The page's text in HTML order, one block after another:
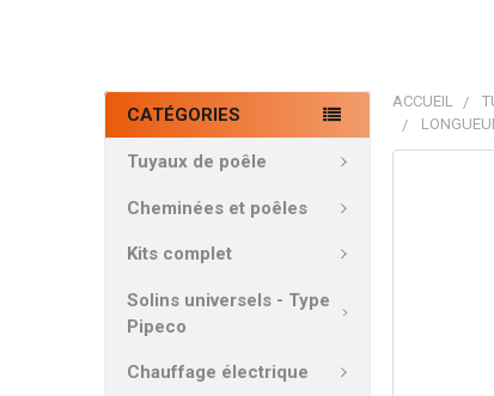
CATÉGORIES
Tuyaux de poêle
Cheminées et poêles
Kits complet
Solins universels - Type
Pipeco
Chauffage électrique
ACCUEIL